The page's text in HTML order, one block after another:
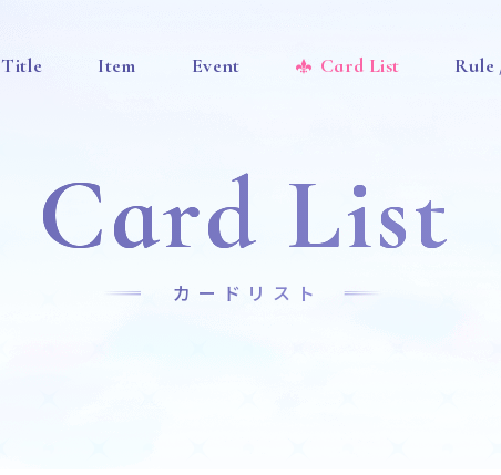
Title Item Event Card List
Card List
カードリスト